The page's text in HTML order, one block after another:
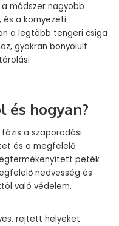
módszer nagyobb
és a környezeti
a legtöbb tengeri csiga
gyakran bonyolult
és hogyan?
a szaporodási
és a megfelelő
peték
nedvesség és
való védelem.
rejtett helyeket